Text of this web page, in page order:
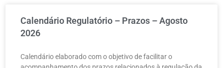
Calendário Regulatório – Prazos – Agosto
2026
Calendário elaborado com o objetivo de facilitar o